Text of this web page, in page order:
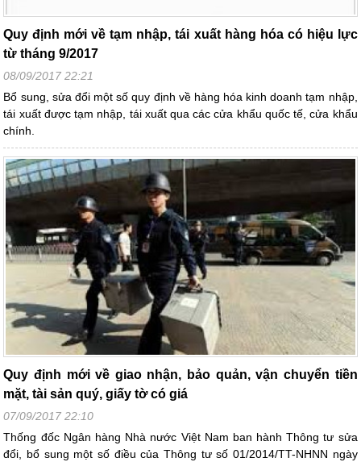
Quy định mới về tạm nhập, tái xuất hàng hóa có hiệu lực
từ tháng 9/2017
08/09/2017 22:21
Bổ sung, sửa đổi một số quy định về hàng hóa kinh doanh tạm nhập,
tái xuất được tạm nhập, tái xuất qua các cửa khẩu quốc tế, cửa khẩu
chính.
Quy định mới về giao nhận, bảo quản, vận chuyển tiền
mặt, tài sản quý, giấy tờ có giá
07/09/2017 22:10
Thống đốc Ngân hàng Nhà nước Việt Nam ban hành Thông tư sửa
đổi, bổ sung một số điều của Thông tư số 01/2014/TT-NHNN ngày